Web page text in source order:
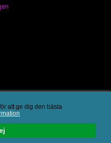
att ge dig den bästa